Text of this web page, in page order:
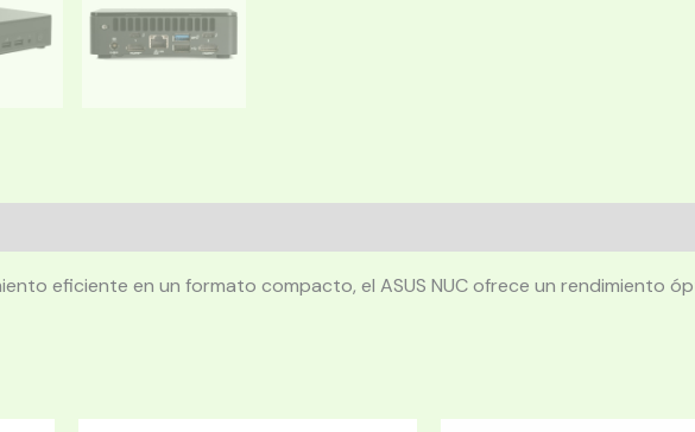
eficiente en un formato compacto, el ASUS NUC ofrece un rendimiento